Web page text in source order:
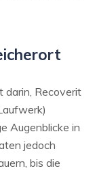
darin, Recoverit
Augenblicke in
jedoch
bis die